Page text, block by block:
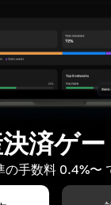
済ゲ
の手数料 0.4%〜